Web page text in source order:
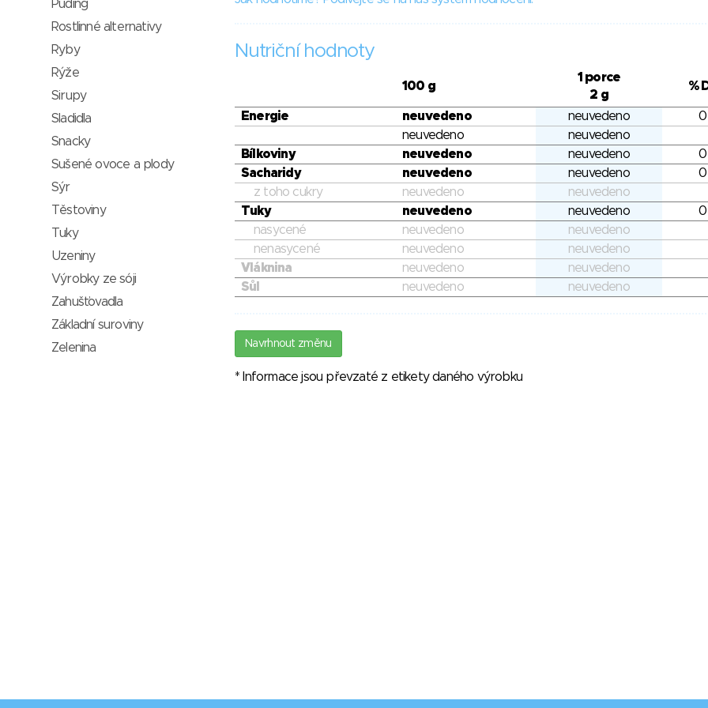
Nutriční hodnoty
100 g
1 porce
2 g
%
Energie neuvedeno neuvedeno
0
neuvedeno
neuvedeno
Bílkoviny
neuvedeno neuvedeno
0
Sacharidy
neuvedeno neuvedeno
0
z toho cukry
neuvedeno
neuvedeno
Tuky
neuvedeno neuvedeno
0
nasycené
neuvedeno
neuvedeno
nenasycené
neuvedeno
neuvedeno
Vláknina
neuvedeno
neuvedeno
Sůl
neuvedeno neuvedeno
Navrhnout změnu
* Informace jsou převzaté z etikety daného výrobku
Puding
Rostlinné alternativy
Ryby
Rýže
Sirupy
Sladidla
Snacky
Sušené ovoce a plody
Sýr
Těstoviny
Tuky
Uzeniny
Výrobky ze sóji
Zahušťovadla
Základní suroviny
Zelenina